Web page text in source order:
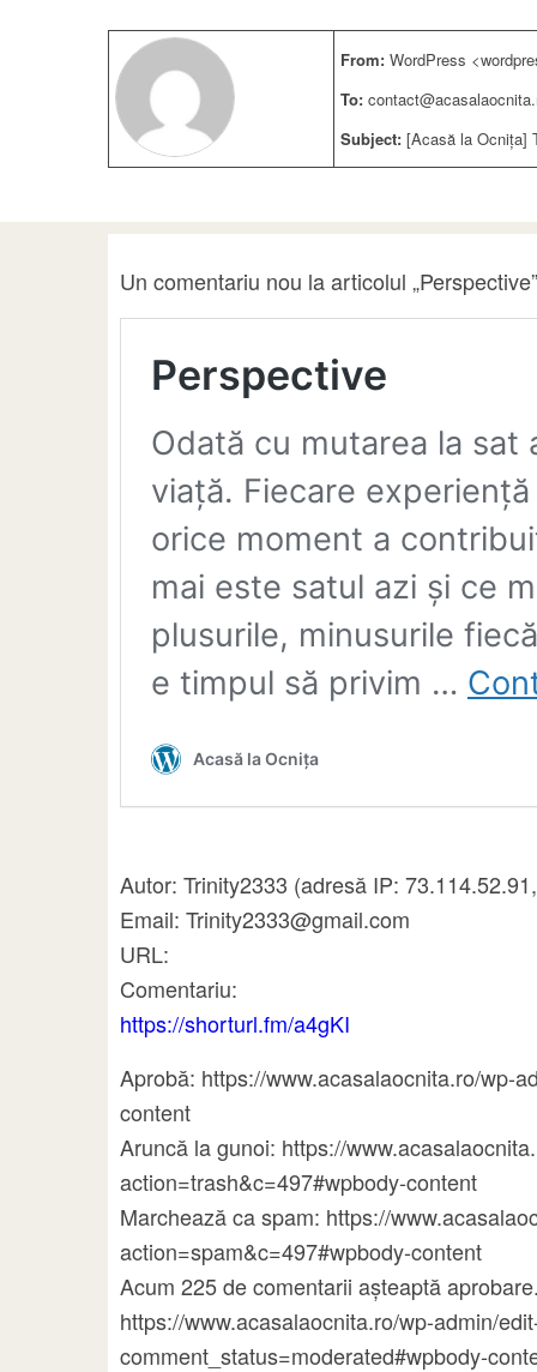
From: WordPress
To:
Subject: [Acasă la Ocnița]
Un comentariu nou la articolul
Autor: Trinity2333 (adresă IP:
Email: Trinity2333@gmail.com
URL:
Comentariu:
https://shorturl.fm/a4gKI
Aprobă: https://www.acasalaocnita.ro/wp-
content
Aruncă la gunoi: https://
action=trash&c=497#wpbody-content
Marchează ca spam: https://
action=spam&c=497#wpbody-content
Acum 225 de comentarii așteaptă
https://www.acasalaocnita.ro/wp-admin/
comment_status=moderated#wpbody-